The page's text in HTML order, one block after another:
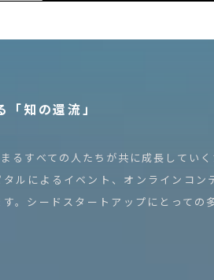
「知の還流」
るすべての人たちが共に成長してい
ルによるイベント、オンラインコ
。シードスタートアップにとって